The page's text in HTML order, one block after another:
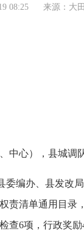
08:25 来源：大
中心），县城调
委编办、县发改
责清单通用目录
查6项，行政奖励